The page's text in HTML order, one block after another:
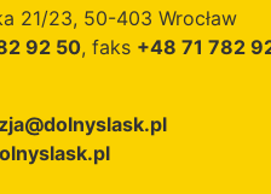
21/23, 50-403 Wrocław
92 50, faks +48 71 782